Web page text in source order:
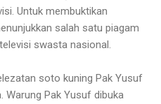
Untuk membuktikan
salah satu piagam
swasta nasional.
soto kuning Pak Yusuf
Warung Pak Yusuf dibuka